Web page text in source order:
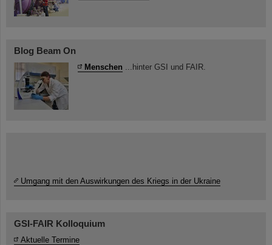
Blog Beam On
Menschen ...hinter GSI und FAIR.
Umgang mit den Auswirkungen des Kriegs in der Ukraine
GSI-FAIR Kolloquium
Aktuelle Termine